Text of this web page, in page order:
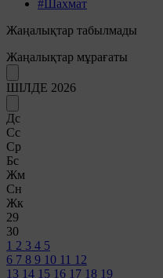
#Шахмат
Жаңалықтар табылмады
Жаңалықтар мұрағаты
ШІЛДЕ 2026
Дс
Сс
Ср
Бс
Жм
Сн
Жк
29
30
1 2 3 4 5
6 7 8 9 10 11 12
13 14 15 16 17 18 19